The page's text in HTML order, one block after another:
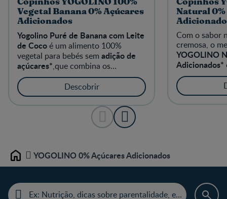
Copinhos YOGOLINO 100%
Vegetal Banana 0% Açúcares
Adicionados
Yogolino Puré de Banana com Leite
de Cocoé um alimento 100%
vegetal para bebés sem adição de
açúcares*,que combina os
benefícios nutricionais do leite de
Coco com o delicioso
sabor dabananano mesmo
copinho, adequado para a
alimentação de bebés a partir dos
, naturalmente sem lactose.
Descobrir
Copinhos
Natural 0%
Com o sabor
cremosa, o
YOGOLINO
Adicionados*
introduzir os
alimentação
meses.
Home YOGOLINO 0% Açúcares Adicionados